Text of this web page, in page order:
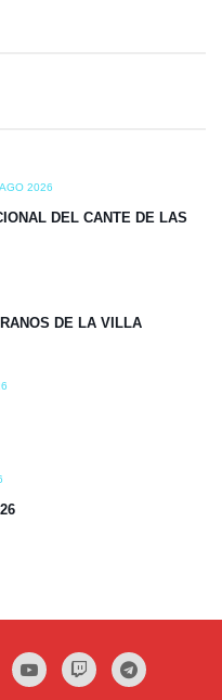
2026
DEL CANTE DE LAS
DE LA VILLA